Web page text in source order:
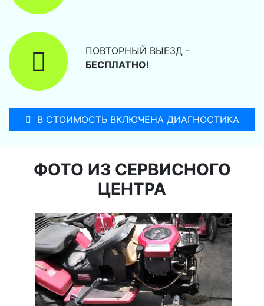
ПОВТОРНЫЙ ВЫЕЗД -
БЕСПЛАТНО!
В СТОИМОСТЬ ВКЛЮЧЕНА ДИАГНОСТИКА
ФОТО ИЗ СЕРВИСНОГО
ЦЕНТРА